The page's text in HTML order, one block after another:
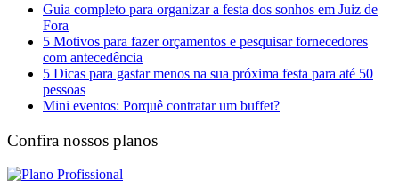
Guia completo para organizar a festa dos sonhos em Juiz de
Fora
5 Motivos para fazer orçamentos e pesquisar fornecedores
com antecedência
5 Dicas para gastar menos na sua próxima festa para até 50
pessoas
Mini eventos: Porquê contratar um buffet?
Confira nossos planos